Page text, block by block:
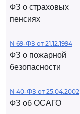
ФЗ о страховых
пенсиях
N 69-ФЗ от 21.12.1994
ФЗ о пожарной
безопасности
N 40-ФЗ от 25.04.2002
ФЗ об ОСАГО